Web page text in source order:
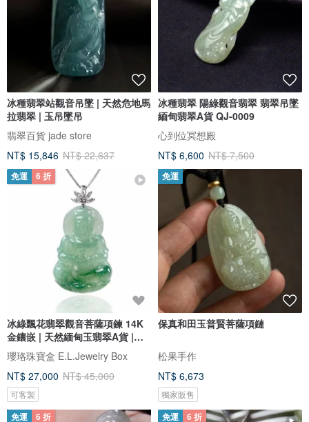
冰種翡翠站觀音吊墜 | 天然危地馬
拉翡翠 | 玉吊墜吊
翡翠百貨 jade store
NT$ 15,846 NT$ 22,637
冰種翡翠 陽綠觀音翡翠 翡翠吊墜
緬甸翡翠A貨 QJ-0009
心到位冥想殿
NT$ 6,600 NT$ 7,500
免運 6 折
冰綠飄花翡翠觀音菩薩項鍊 14K
金鑲嵌 | 天然緬甸玉翡翠A貨 |送
禮
瓔珞珠寶盒 E.L.Jewelry Box
NT$ 27,000 NT$ 45,000
可客製
免運
保真和田玉普賢菩薩項鏈
松果手作
NT$ 6,673
獨家販售
免運 6 折 免運 6 折